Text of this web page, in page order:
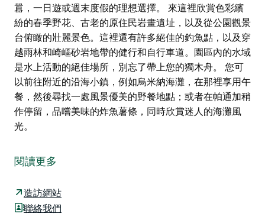
囂，一日遊或週末度假的理想選擇。 來這裡欣賞色彩繽
紛的春季野花、古老的原住民岩畫遺址，以及從公園觀景
台俯瞰的壯麗景色。這裡還有許多絕佳的釣魚點，以及穿
越雨林和崎嶇砂岩地帶的健行和自行車道。園區內的水域
是水上活動的絕佳場所，別忘了帶上您的獨木舟。 您可
以前往附近的沿海小鎮，例如烏米納海灘，在那裡享用午
餐，然後尋找一處風景優美的野餐地點；或者在帕通加稍
作停留，品嚐美味的炸魚薯條，同時欣賞迷人的海灘風
光。
於中央海岸。公園提供豐富多彩的體驗，是遠離城市喧
囂，一日遊或週末度假的理想選擇。
來這裡欣賞色彩繽紛的春季野花、古老的原住民岩畫遺
址，以及從公園觀景台俯瞰的壯麗景色。這裡還有許多絕
閱讀更多
造訪網站
聯絡我們